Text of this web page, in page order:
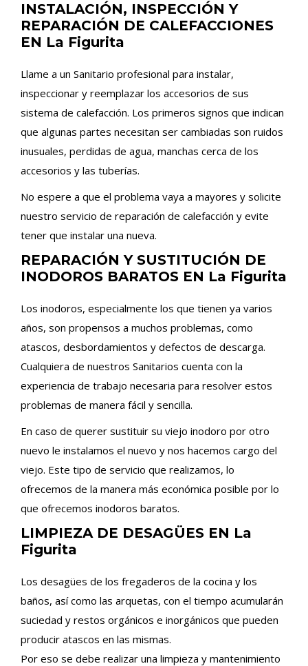
INSTALACIÓN, INSPECCIÓN Y
REPARACIÓN DE CALEFACCIONES
EN La Figurita
Llame a un Sanitario profesional para instalar,
inspeccionar y reemplazar los accesorios de sus
sistema de calefacción. Los primeros signos que indican
que algunas partes necesitan ser cambiadas son ruidos
inusuales, perdidas de agua, manchas cerca de los
accesorios y las tuberías.
No espere a que el problema vaya a mayores y solicite
nuestro servicio de reparación de calefacción y evite
tener que instalar una nueva.
REPARACIÓN Y SUSTITUCIÓN DE
INODOROS BARATOS EN La Figurita
Los inodoros, especialmente los que tienen ya varios
años, son propensos a muchos problemas, como
atascos, desbordamientos y defectos de descarga.
Cualquiera de nuestros Sanitarios cuenta con la
experiencia de trabajo necesaria para resolver estos
problemas de manera fácil y sencilla.
En caso de querer sustituir su viejo inodoro por otro
nuevo le instalamos el nuevo y nos hacemos cargo del
viejo. Este tipo de servicio que realizamos, lo
ofrecemos de la manera más económica posible por lo
que ofrecemos inodoros baratos.
LIMPIEZA DE DESAGÜES EN La
Figurita
Los desagües de los fregaderos de la cocina y los
baños, así como las arquetas, con el tiempo acumularán
suciedad y restos orgánicos e inorgánicos que pueden
producir atascos en las mismas.
Por eso se debe realizar una limpieza y mantenimiento